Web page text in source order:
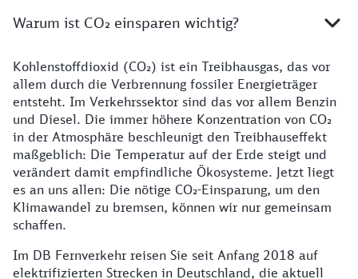
Warum ist CO₂ einsparen wichtig?
Kohlenstoffdioxid (CO₂) ist ein Treibhausgas, das vor
allem durch die Verbrennung fossiler Energieträger
entsteht. Im Verkehrssektor sind das vor allem Benzin
und Diesel. Die immer höhere Konzentration von CO₂
in der Atmosphäre beschleunigt den Treibhauseffekt
maßgeblich: Die Temperatur auf der Erde steigt und
verändert damit empfindliche Ökosysteme. Jetzt liegt
es an uns allen: Die nötige CO₂-Einsparung, um den
Klimawandel zu bremsen, können wir nur gemeinsam
schaffen.
Im DB Fernverkehr reisen Sie seit Anfang 2018 auf
elektrifizierten Strecken in Deutschland, die aktuell